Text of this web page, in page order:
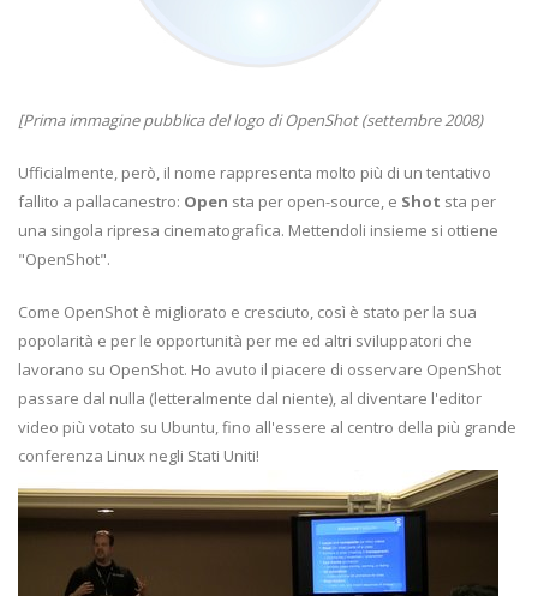
[Prima immagine pubblica del logo di OpenShot (settembre 2008)
Ufficialmente, però, il nome rappresenta molto più di un tentativo
fallito a pallacanestro: Open sta per open-source, e Shot sta per
una singola ripresa cinematografica. Mettendoli insieme si ottiene
"OpenShot".
Come OpenShot è migliorato e cresciuto, così è stato per la sua
popolarità e per le opportunità per me ed altri sviluppatori che
lavorano su OpenShot. Ho avuto il piacere di osservare OpenShot
passare dal nulla (letteralmente dal niente), al diventare l'editor
video più votato su Ubuntu, fino all'essere al centro della più grande
conferenza Linux negli Stati Uniti!